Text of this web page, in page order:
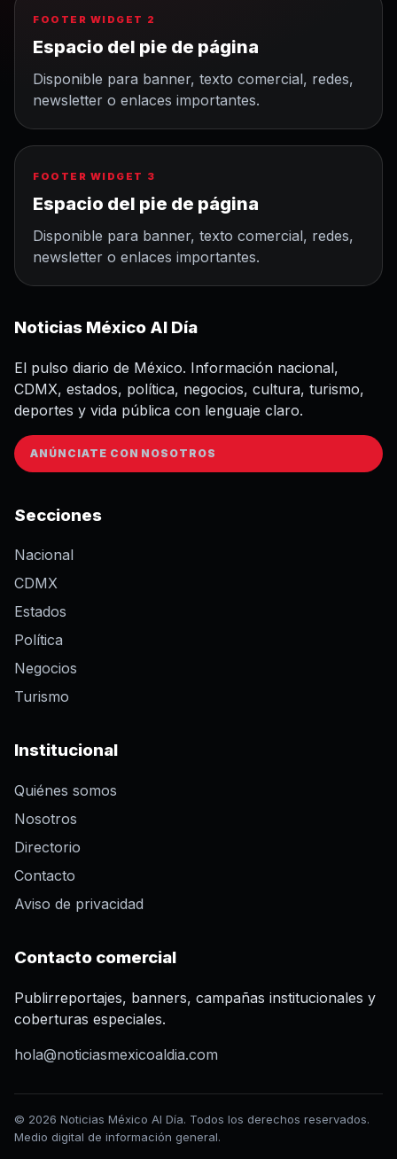
FOOTER WIDGET 2
Espacio del pie de página
Disponible para banner, texto comercial, redes,
newsletter o enlaces importantes.
FOOTER WIDGET 3
Espacio del pie de página
Disponible para banner, texto comercial, redes,
newsletter o enlaces importantes.
Noticias México Al Día
El pulso diario de México. Información nacional,
CDMX, estados, política, negocios, cultura, turismo,
deportes y vida pública con lenguaje claro.
ANÚNCIATE CON NOSOTROS
Secciones
Nacional
CDMX
Estados
Política
Negocios
Turismo
Institucional
Quiénes somos
Nosotros
Directorio
Contacto
Aviso de privacidad
Contacto comercial
Publirreportajes, banners, campañas institucionales y
coberturas especiales.
hola@noticiasmexicoaldia.com
© 2026 Noticias México Al Día. Todos los derechos reservados.
Medio digital de información general.